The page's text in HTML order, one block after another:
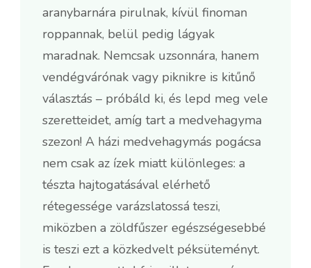
aranybarnára pirulnak, kívül finoman
roppannak, belül pedig lágyak
maradnak. Nemcsak uzsonnára, hanem
vendégvárónak vagy piknikre is kitűnő
választás – próbáld ki, és lepd meg vele
szeretteidet, amíg tart a medvehagyma
szezon! A házi medvehagymás pogácsa
nem csak az ízek miatt különleges: a
tészta hajtogatásával elérhető
rétegessége varázslatossá teszi,
miközben a zöldfűszer egészségesebbé
is teszi ezt a közkedvelt péksüteményt.